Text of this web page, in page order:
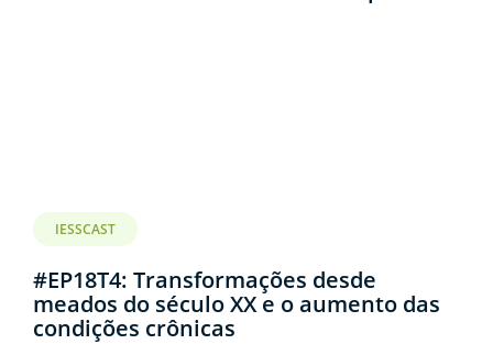
IESSCAST
#EP18T4: Transformações desde
meados do século XX e o aumento das
condições crônicas